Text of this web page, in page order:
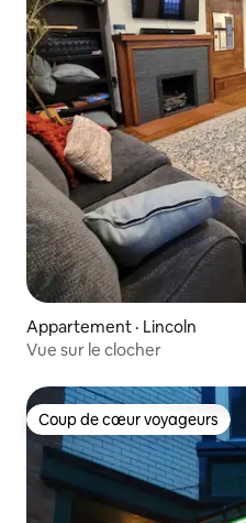
Appartement · Lincoln
Vue sur le clocher
Coup de cœur voyageurs
Coup de cœur voyageurs